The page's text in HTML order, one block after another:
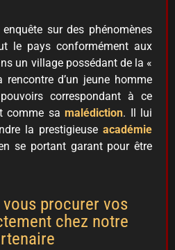
enquête sur des phénomènes
le pays conformément aux
un village possédant de la «
d’un jeune homme
correspondant à ce
comme samalédiction. Il lui
la prestigieuse académie
se portant garant pour être
procurer vos
chez notre